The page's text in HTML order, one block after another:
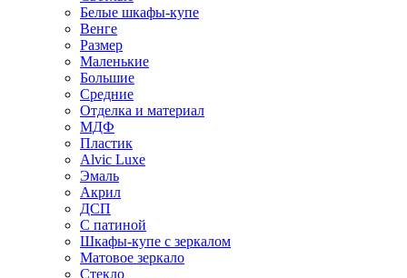
Белые шкафы-купе
Венге
Размер
Маленькие
Большие
Средние
Отделка и материал
МДФ
Пластик
Alvic Luxe
Эмаль
Акрил
ДСП
С патиной
Шкафы-купе с зеркалом
Матовое зеркало
Стекло